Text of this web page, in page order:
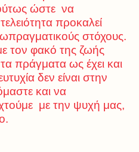
ούτως ώστε να
προκαλεί
στόχους.
τον φακό της ζωής
πράγματα ως έχει και
δεν είναι στην
και να
με την ψυχή μας,